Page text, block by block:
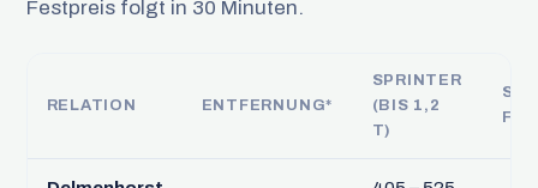
Festpreis folgt in 30 Minuten.
RELATION ENTFERNUNG*
SPRINTER
(BIS 1,2
T)
FTL